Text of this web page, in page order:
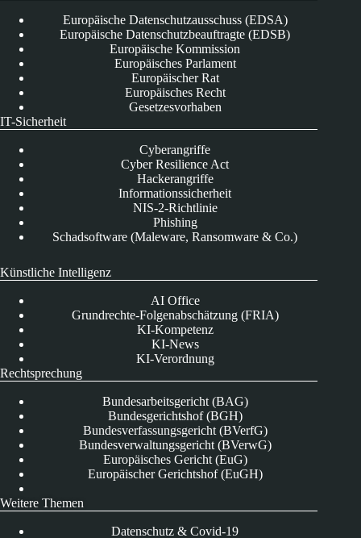
Europäische Datenschutzausschuss (EDSA)
Europäische Datenschutzbeauftragte (EDSB)
Europäische Kommission
Europäisches Parlament
Europäischer Rat
Europäisches Recht
Gesetzesvorhaben
IT-Sicherheit
Cyberangriffe
Cyber Resilience Act
Hackerangriffe
Informationssicherheit
NIS-2-Richtlinie
Phishing
Schadsoftware (Maleware, Ransomware & Co.)
Künstliche Intelligenz
AI Office
Grundrechte-Folgenabschätzung (FRIA)
KI-Kompetenz
KI-News
KI-Verordnung
Rechtsprechung
Bundesarbeitsgericht (BAG)
Bundesgerichtshof (BGH)
Bundesverfassungsgericht (BVerfG)
Bundesverwaltungsgericht (BVerwG)
Europäisches Gericht (EuG)
Europäischer Gerichtshof (EuGH)
Weitere Themen
Datenschutz & Covid-19